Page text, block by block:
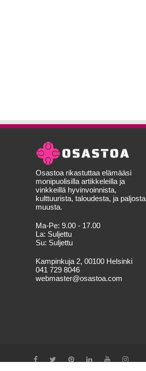
Osastoa rikastuttaa elämääsi
monipuolisilla artikkeleilla ja
vinkkeillä hyvinvoinnista,
kulttuurista, taloudesta, ja paljosta
muusta.
Ma-Pe: 9.00 - 17.00
La: Suljettu
Su: Suljettu
Kampinkuja 2, 00100 Helsinki
041 729 8046
webmaster@osastoa.com